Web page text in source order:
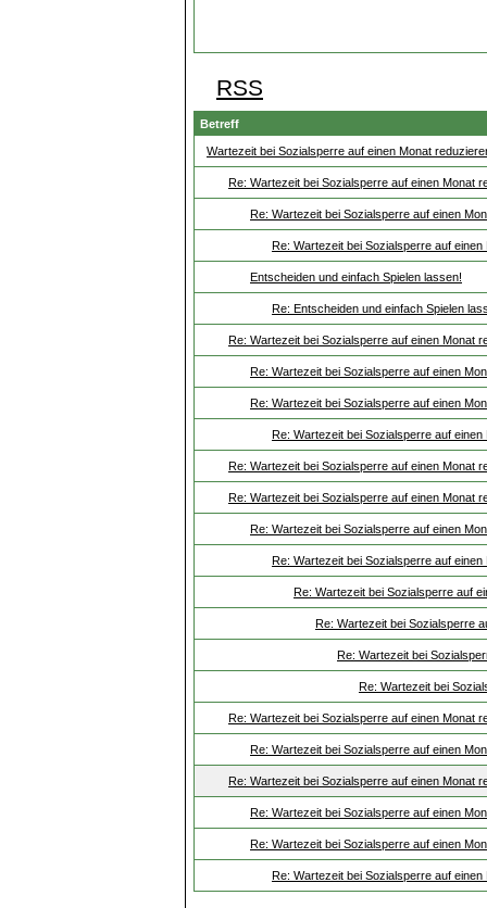
RSS
Betreff
Wartezeit bei Sozialsperre auf einen Monat
Re: Wartezeit bei Sozialsperre auf einen Monat
Re: Wartezeit bei Sozialsperre auf einen
Re: Wartezeit bei Sozialsperre auf
Entscheiden und einfach Spielen lassen!
Re: Entscheiden und einfach Spielen
Re: Wartezeit bei Sozialsperre auf einen Monat
Re: Wartezeit bei Sozialsperre auf einen
Re: Wartezeit bei Sozialsperre auf einen
Re: Wartezeit bei Sozialsperre auf
Re: Wartezeit bei Sozialsperre auf einen Monat
Re: Wartezeit bei Sozialsperre auf einen Monat
Re: Wartezeit bei Sozialsperre auf einen
Re: Wartezeit bei Sozialsperre auf
Re: Wartezeit bei Sozialsperre auf
Re: Wartezeit bei Sozialsperre
Re: Wartezeit bei
Re: Wartezeit bei
Re: Wartezeit bei Sozialsperre auf einen Monat
Re: Wartezeit bei Sozialsperre auf einen
Re: Wartezeit bei Sozialsperre auf einen Monat
Re: Wartezeit bei Sozialsperre auf einen
Re: Wartezeit bei Sozialsperre auf einen
Re: Wartezeit bei Sozialsperre auf